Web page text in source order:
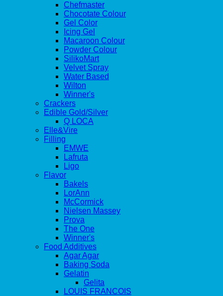
Chefmaster
Chocotate Colour
Gel Color
Icing Gel
Macaroon Colour
Powder Colour
SilikoMart
Velvet Spray
Water Based
Wilton
Winner's
Crackers
Edible Gold/Silver
Q LOCA
Elle&Vire
Filling
EMWE
Lafruta
Ligo
Flavor
Bakels
LorAnn
McCormick
Nielsen Massey
Prova
The One
Winner's
Food Additives
Agar Agar
Baking Soda
Gelatin
Gelita
LOUIS FRANCOIS